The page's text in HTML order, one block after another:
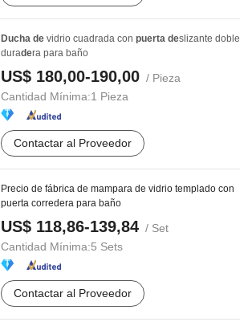
Ducha de vidrio cuadrada con puerta deslizante doble
duradera para baño
US$ 180,00-190,00 / Pieza
Cantidad Mínima:1 Pieza
Contactar al Proveedor
Precio de fábrica de mampara de vidrio templado con
puerta corredera para baño
US$ 118,86-139,84 / Set
Cantidad Mínima:5 Sets
Contactar al Proveedor